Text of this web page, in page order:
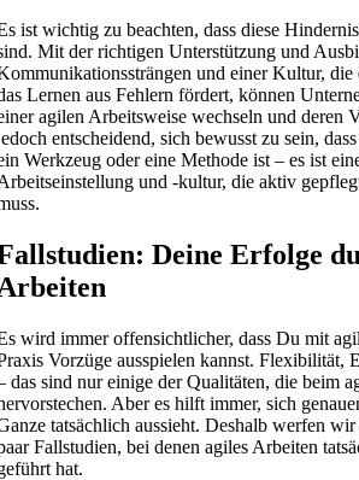
ist wichtig zu beachten, dass diese
Mit der richtigen Unterstützung und
und einer Kultur, die
Lernen aus Fehlern fördert, können
agilen Arbeitsweise wechseln und deren
entscheidend, sich bewusst zu sein,
Werkzeug oder eine Methode ist – es ist
und -kultur, die aktiv
Deine Erfolge
wird immer offensichtlicher, dass Du mit
Vorzüge ausspielen kannst. Flexibilität,
das sind nur einige der Qualitäten, die beim
Aber es hilft immer, sich
tatsächlich aussieht. Deshalb werfen
Fallstudien, bei denen agiles Arbeiten
hat.